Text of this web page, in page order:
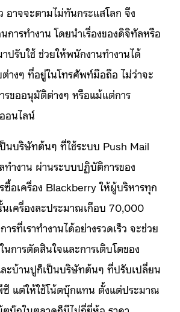
อาจจะตามไม่ทันกระแสโลก จึง
ารทำงาน โดยนำเรื่องของดิจิทัลหรือ
ปรับใช้ ช่วยให้พนักงานทำงานได้
างๆ ที่อยู่ในโทรศัพท์มือถือ ไม่ว่าจะ
ารขออนุมัติต่างๆ หรือแม้แต่การ
อนไลน์
นบริษัทต้นๆ ที่ใช้ระบบ Push Mail
ทำงาน ผ่านระบบปฏิบัติการของ
อเครื่อง Blackberry ให้ผู้บริหารทุก
เครื่องละประมาณเกือบ 70,000
ารที่เราทำงานได้อย่างรวดเร็ว จะช่วย
การตัดสินใจและการเติบโตของ
ะบ้านปูก็เป็นบริษัทต้นๆ ที่ปรับเปลี่ยน
ซี แต่ให้ใช้โน้ตบุ๊กแทน ตั้งแต่ประมาณ